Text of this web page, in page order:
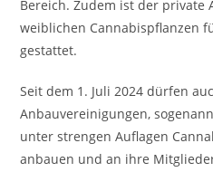
Bereich. Zudem ist der private
weiblichen Cannabispflanzen
gestattet.
Seit dem 1. Juli 2024 dürfen
Anbauvereinigungen,
unter strengen Auflagen
anbauen und an ihre